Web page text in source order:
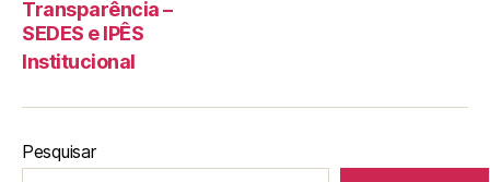
Transparência –
SEDES e IPÊS
Institucional
Pesquisar